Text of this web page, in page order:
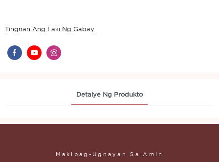
Tingnan Ang Laki Ng Gabay
Detalye Ng Produkto
Makipag-Ugnayan Sa Amin